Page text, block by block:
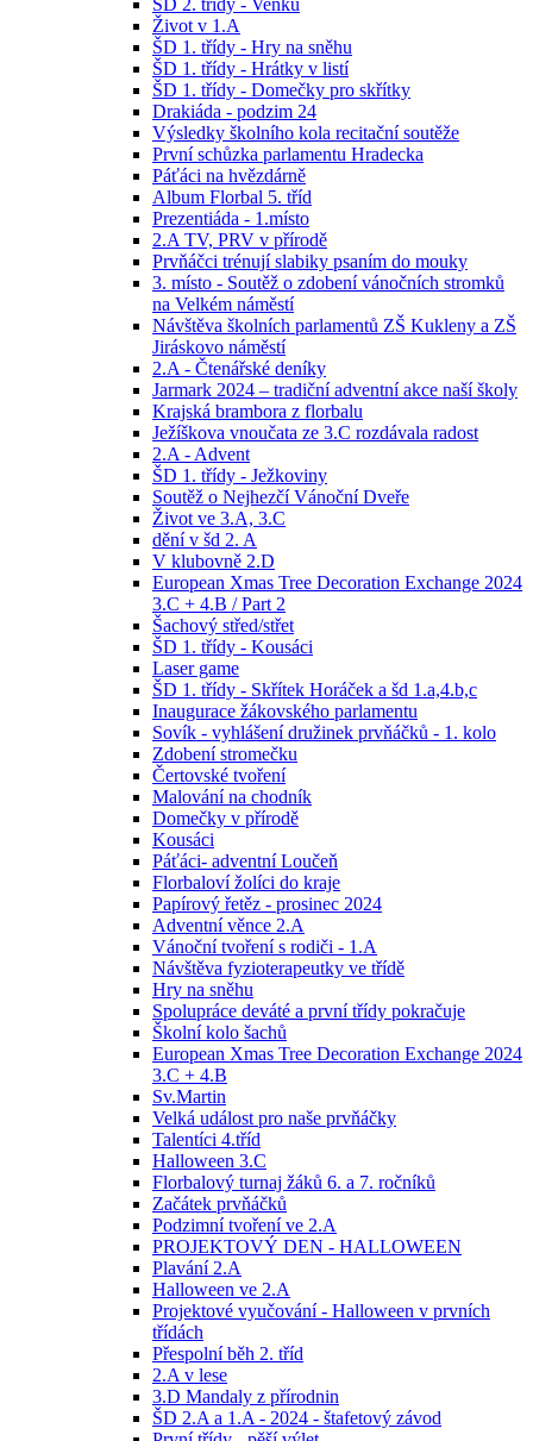
ŠD 2. třídy - Venku
Život v 1.A
ŠD 1. třídy - Hry na sněhu
ŠD 1. třídy - Hrátky v listí
ŠD 1. třídy - Domečky pro skřítky
Drakiáda - podzim 24
Výsledky školního kola recitační soutěže
První schůzka parlamentu Hradecka
Páťáci na hvězdárně
Album Florbal 5. tříd
Prezentiáda - 1.místo
2.A TV, PRV v přírodě
Prvňáčci trénují slabiky psaním do mouky
3. místo - Soutěž o zdobení vánočních stromků
na Velkém náměstí
Návštěva školních parlamentů ZŠ Kukleny a ZŠ
Jiráskovo náměstí
2.A - Čtenářské deníky
Jarmark 2024 – tradiční adventní akce naší školy
Krajská brambora z florbalu
Ježíškova vnoučata ze 3.C rozdávala radost
2.A - Advent
ŠD 1. třídy - Ježkoviny
Soutěž o Nejhezčí Vánoční Dveře
Život ve 3.A, 3.C
dění v šd 2. A
V klubovně 2.D
European Xmas Tree Decoration Exchange 2024
3.C + 4.B / Part 2
Šachový střed/střet
ŠD 1. třídy - Kousáci
Laser game
ŠD 1. třídy - Skřítek Horáček a šd 1.a,4.b,c
Inaugurace žákovského parlamentu
Sovík - vyhlášení družinek prvňáčků - 1. kolo
Zdobení stromečku
Čertovské tvoření
Malování na chodník
Domečky v přírodě
Kousáci
Páťáci- adventní Loučeň
Florbaloví žolíci do kraje
Papírový řetěz - prosinec 2024
Adventní věnce 2.A
Vánoční tvoření s rodiči - 1.A
Návštěva fyzioterapeutky ve třídě
Hry na sněhu
Spolupráce deváté a první třídy pokračuje
Školní kolo šachů
European Xmas Tree Decoration Exchange 2024
3.C + 4.B
Sv.Martin
Velká událost pro naše prvňáčky
Talentíci 4.tříd
Halloween 3.C
Florbalový turnaj žáků 6. a 7. ročníků
Začátek prvňáčků
Podzimní tvoření ve 2.A
PROJEKTOVÝ DEN - HALLOWEEN
Plavání 2.A
Halloween ve 2.A
Projektové vyučování - Halloween v prvních
třídách
Přespolní běh 2. tříd
2.A v lese
3.D Mandaly z přírodnin
ŠD 2.A a 1.A - 2024 - štafetový závod